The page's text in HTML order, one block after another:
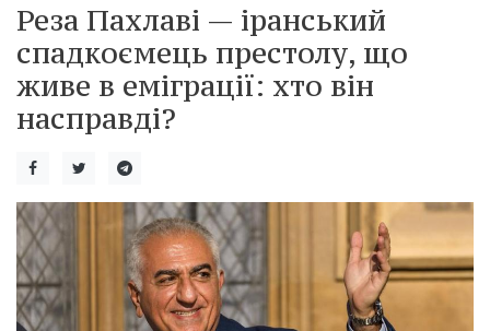
Реза Пахлаві — іранський
спадкоємець престолу, що
живе в еміграції: хто він
насправді?